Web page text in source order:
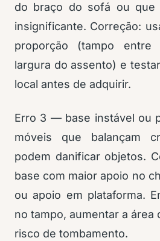
do braço do sofá ou que
insignificante. Correção:
proporção (tampo
largura do assento) e
local antes de adquirir.
Erro 3 — base instável ou
móveis que balançam
podem danificar objetos.
base com maior apoio no
ou apoio em plataforma.
no tampo, aumentar a área
risco de tombamento.